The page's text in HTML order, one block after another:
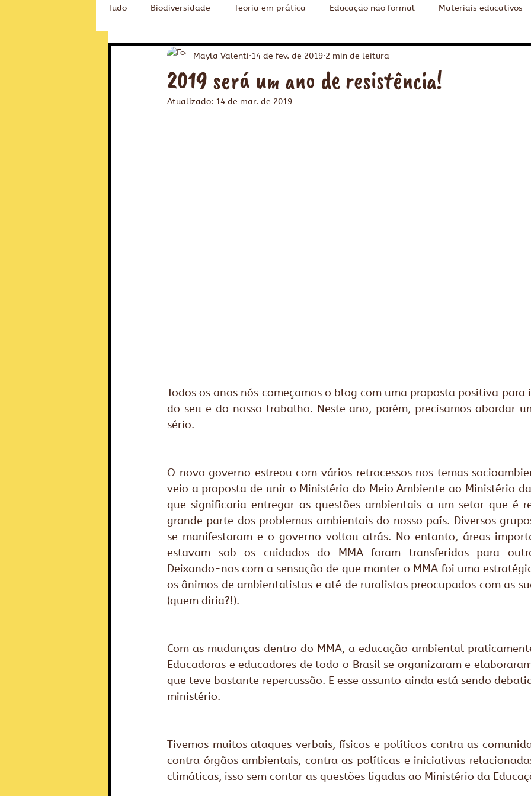
Tudo Biodiversidade Teoria em prática Educação não formal Materiais educativos
Novidades na Fubá Educação ambiental Cidades Sustentáveis
2019 será um ano de resistência!
Mayla Valenti 14 de fev. de 2019 2 min de leitura
Atualizado: 14 de mar. de 2019
Todos os anos nós começamos o blog com uma proposta positiva para
do seu e do nosso trabalho. Neste ano, porém, precisamos abordar
sério.
O novo governo estreou com vários retrocessos nos temas
veio a proposta de unir o Ministério do Meio Ambiente ao Ministério
que significaria entregar as questões ambientais a um setor que é
grande parte dos problemas ambientais do nosso país. Diversos
se manifestaram e o governo voltou atrás. No entanto, áreas
estavam sob os cuidados do MMA foram transferidos para
Deixando-nos com a sensação de que manter o MMA foi uma
os ânimos de ambientalistas e até de ruralistas preocupados com as
(quem diria?!).
Com as mudanças dentro do MMA, a educação ambiental
Educadoras e educadores de todo o Brasil se organizaram e
que teve bastante repercussão. E esse assunto ainda está sendo
ministério.
Tivemos muitos ataques verbais, físicos e políticos contra as
contra órgãos ambientais, contra as políticas e iniciativas
climáticas, isso sem contar as questões ligadas ao Ministério da